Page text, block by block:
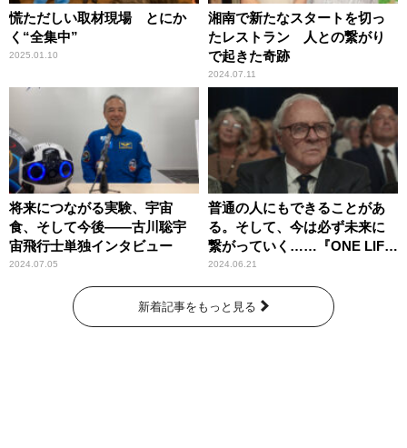
慌ただしい取材現場 とにか
く“全集中”
2025.01.10
湘南で新たなスタートを切っ
たレストラン 人との繋がり
で起きた奇跡
2024.07.11
将来につながる実験、宇宙
食、そして今後――古川聡宇
宙飛行士単独インタビュー
2024.07.05
普通の人にもできることがあ
る。そして、今は必ず未来に
繋がっていく……『ONE LIFE
奇跡が繋いだ6000の命』
2024.06.21
新着記事をもっと見る